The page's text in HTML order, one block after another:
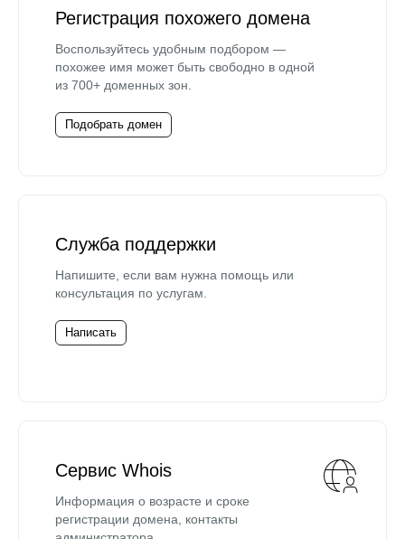
Регистрация похожего домена
Воспользуйтесь удобным подбором —
похожее имя может быть свободно в одной
из 700+ доменных зон.
Подобрать домен
Служба поддержки
Напишите, если вам нужна помощь или
консультация по услугам.
Написать
Сервис Whois
Информация о возрасте и сроке
регистрации домена, контакты